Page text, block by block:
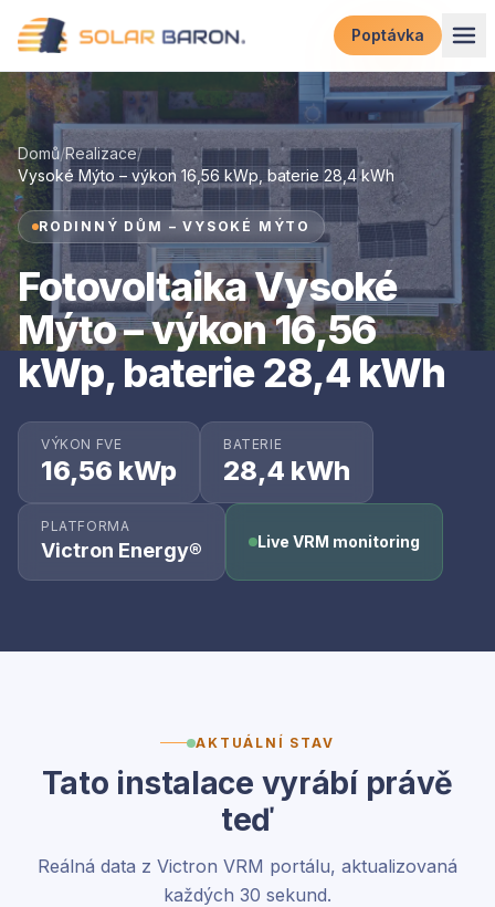
Přeskočit na obsah
Poptávka
Domů/Realizace/
Vysoké Mýto – výkon 16,56 kWp, baterie 28,4 kWh
RODINNÝ DŮM – VYSOKÉ MÝTO
Fotovoltaika Vysoké
Mýto – výkon 16,56
kWp, baterie 28,4 kWh
VÝKON FVE
16,56 kWp
BATERIE
28,4 kWh
PLATFORMA
Victron Energy® Live VRM monitoring
AKTUÁLNÍ STAV
Tato instalace vyrábí právě
teď
Reálná data z Victron VRM portálu, aktualizovaná
každých 30 sekund.